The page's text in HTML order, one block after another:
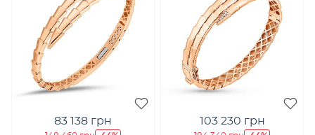
83 138 грн 103 230 грн